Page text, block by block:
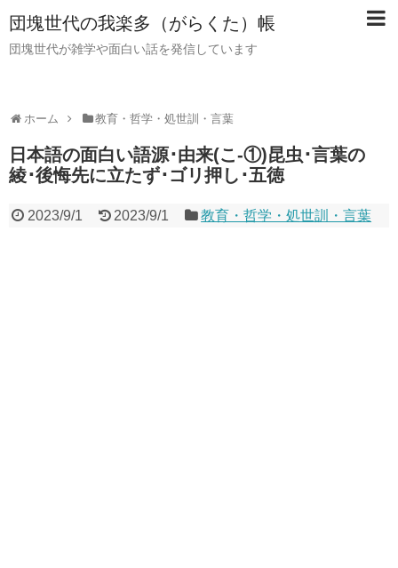
団塊世代の我楽多（がらくた）帳
団塊世代が雑学や面白い話を発信しています
ホーム 教育・哲学・処世訓・言葉
日本語の面白い語源･由来(こ-①)昆虫･言葉の
綾･後悔先に立たず･ゴリ押し･五徳
2023/9/1 2023/9/1 教育・哲学・処世訓・言葉